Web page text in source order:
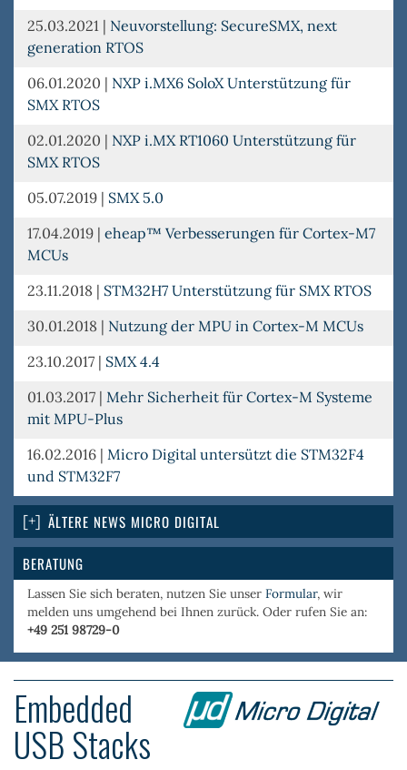
25.03.2021 | Neuvorstellung: SecureSMX, next
generation RTOS
06.01.2020 | NXP i.MX6 SoloX Unterstützung für
SMX RTOS
02.01.2020 | NXP i.MX RT1060 Unterstützung für
SMX RTOS
05.07.2019 | SMX 5.0
17.04.2019 | eheap™ Verbesserungen für Cortex-M7
MCUs
23.11.2018 | STM32H7 Unterstützung für SMX RTOS
30.01.2018 | Nutzung der MPU in Cortex-M MCUs
23.10.2017 | SMX 4.4
01.03.2017 | Mehr Sicherheit für Cortex-M Systeme
mit MPU-Plus
16.02.2016 | Micro Digital untersützt die STM32F4
und STM32F7
ÄLTERE NEWS MICRO DIGITAL
BERATUNG
Lassen Sie sich beraten, nutzen Sie unser Formular, wir
melden uns umgehend bei Ihnen zurück. Oder rufen Sie an:
+49 251 98729-0
Embedded
USB Stacks